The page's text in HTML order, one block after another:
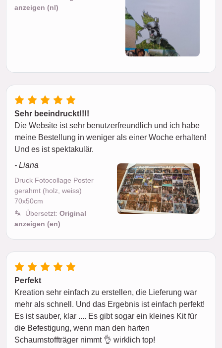
anzeigen (nl)
Sehr beeindruckt!!!!
Die Website ist sehr benutzerfreundlich und ich habe
meine Bestellung in weniger als einer Woche erhalten!
Und es ist spektakulär.
- Liana
Druck Fotocollage Poster
gerahmt (holz, weiss)
70x50cm
Übersetzt: Original
anzeigen (en)
Perfekt
Kreation sehr einfach zu erstellen, die Lieferung war
mehr als schnell. Und das Ergebnis ist einfach perfekt!
Es ist sauber, klar .... Es gibt sogar ein kleines Kit für
die Befestigung, wenn man den harten
Schaumstoffträger nimmt 👌 wirklich top!